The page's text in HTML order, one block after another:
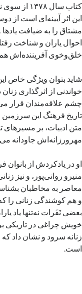
این اثر آیینه‌ای است از
مشتاق را به ضیافت
احوال یاران و شناخت
خلق‌وخوی آفریننده‌اش
شاید بتوان ویژگی خاص
خواندنی از اثرگذاری
چشم علاقه‌مندان قرار
تاریخ فرهنگ این سرزمین
متن ادبیات، بر مسیرهای
مهرورزانه‌اش جاودانه
او در یادکردش از بانوان
منیرو روانی‌پور،‌ و نیز
معاصر به مخاطبان
و هم کوشندگی زنانی را
بعضی نَفَرات‌ نه‌تنها یاد
خویش چراغی در تاریکی
زنانه سرود و نشان داد که
است.